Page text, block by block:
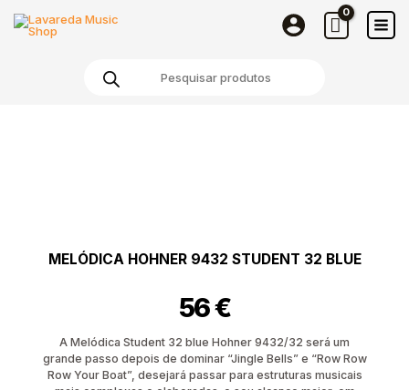
MELÓDICA HOHNER 9432 STUDENT 32 BLUE
56€
A Melódica Student 32 blue Hohner 9432/32 será um
grande passo depois de dominar “Jingle Bells” e “Row Row
Row Your Boat”, desejará passar para estruturas musicais
Blue